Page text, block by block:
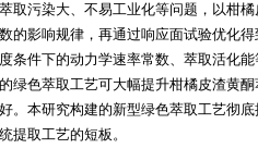
取污染大、不易工业化等问题，以柑
的影响规律，再通过响应面试验优化
条件下的动力学速率常数、萃取活化
绿色萃取工艺可大幅提升柑橘皮渣黄
。本研究构建的新型绿色萃取工艺彻
提取工艺的短板。